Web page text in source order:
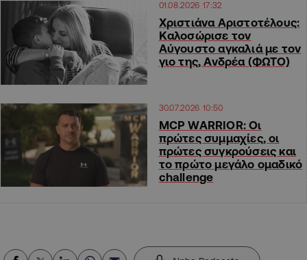
01.08.2026 17:32
Χριστιάνα Αριστοτέλους:
Καλοσώρισε τον
Αύγουστο αγκαλιά με τον
γιο της, Ανδρέα (ΦΩΤΟ)
30.07.2026 10:50
MCP WARRIOR: Οι
πρώτες συμμαχίες, οι
πρώτες συγκρούσεις και
το πρώτο μεγάλο ομαδικό
challenge